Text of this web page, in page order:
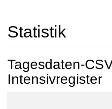
Statistik
Tagesdaten-
Intensivregister